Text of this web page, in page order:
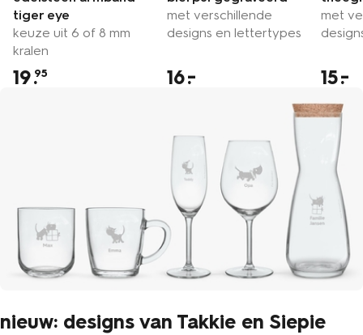
tiger eye
keuze uit 6 of 8 mm
kralen
19.95
met verschillende
designs en lettertypes
16
met
15
nieuw: designs van Takkie en Siepie